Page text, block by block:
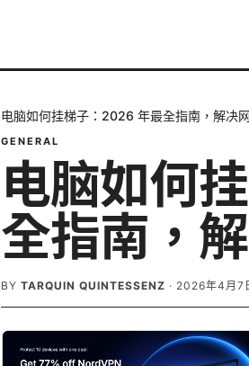
电脑如何挂梯子：2026 年最全指南，解决
GENERAL
电脑如何
全指南，
BY TARQUIN QUINTESSENZ · 2026年4月7